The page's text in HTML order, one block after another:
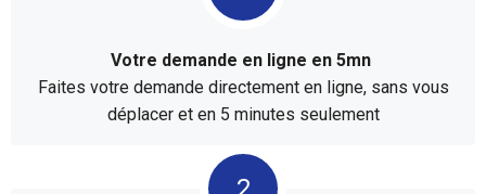
Votre demande en ligne en 5mn
Faites votre demande directement en ligne, sans vous
déplacer et en 5 minutes seulement